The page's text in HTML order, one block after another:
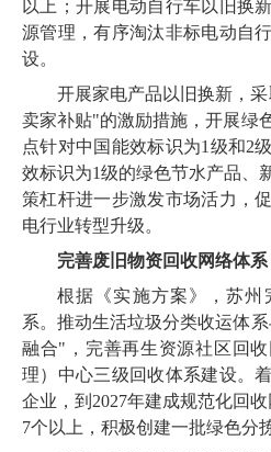
以上；开展电动自行车以旧换
源管理，有序淘汰非标电动自
设。
开展家电产品以旧换新，
卖家补贴"的激励措施，开展绿
点针对中国能效标识为1级和2
效标识为1级的绿色节水产品、
策杠杆进一步激发市场活力，
电行业转型升级。
完善废旧物资回收网络体系
根据《实施方案》，苏
系。推动生活垃圾分类收运体
融合"，完善再生资源社区回
理）中心三级回收体系建设。
企业，到2027年建成规范化回
7个以上，积极创建一批绿色分